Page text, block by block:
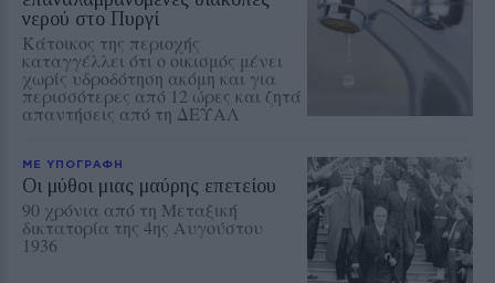
νερού στο Πυργί
Κάτοικος της περιοχής
καταγγέλλει ότι ο οικισμός μένει
χωρίς υδροδότηση ακόμη και για
περισσότερες από 12 ώρες και ζητά
απαντήσεις από τη ΔΕΥΑΛ
ΜΕ ΥΠΟΓΡΑΦΗ
Οι μύθοι μιας μαύρης επετείου
90 χρόνια από τη Μεταξική
δικτατορία της 4ης Αυγούστου
1936